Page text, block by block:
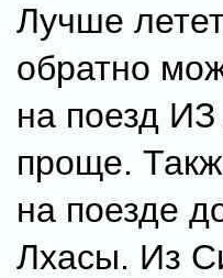
Лучше
обратно
на поезд
проще.
на поезде
Лхасы. Из